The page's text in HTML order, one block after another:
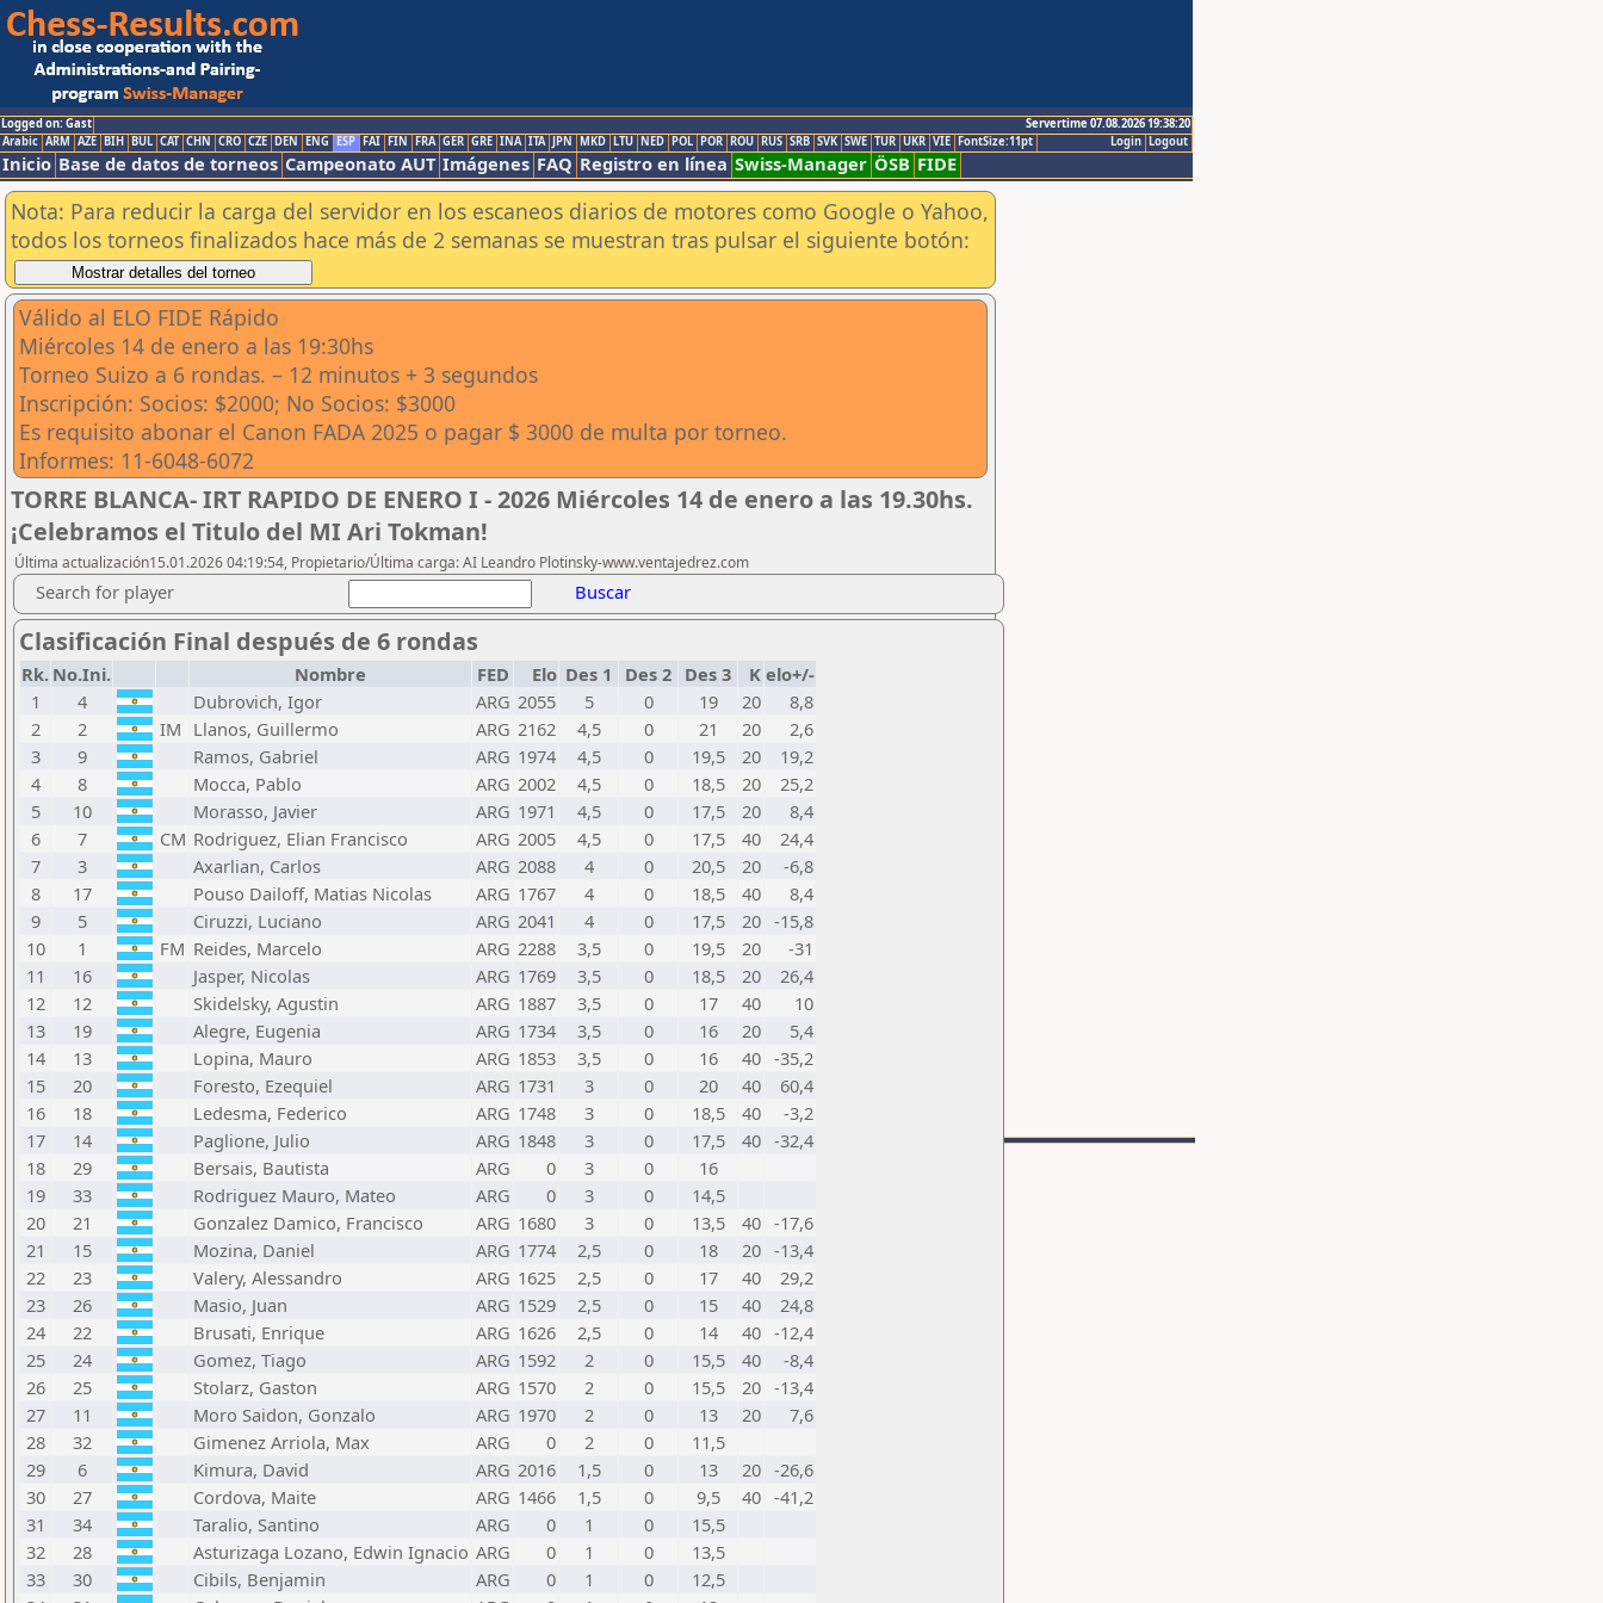
Logged on: Gast
Servertime 07.08.2026 19:38:20
Logout
Login
Arabic ARM AZE BIH BUL CAT CHN CRO CZE DEN ENG ESP FAI FIN FRA GER GRE INA ITA JPN MKD LTU NED POL POR ROU RUS SRB SVK SWE TUR UKR VIE FontSize:11pt
Inicio Base de datos de torneos Campeonato AUT Imágenes FAQ Registro en línea Swiss-Manager ÖSB FIDE
Nota: Para reducir la carga del servidor en los escaneos diarios de motores como Google o Yahoo,
todos los torneos finalizados hace más de 2 semanas se muestran tras pulsar el siguiente botón:
Válido al ELO FIDE Rápido
Miércoles 14 de enero a las 19:30hs
Torneo Suizo a 6 rondas. – 12 minutos + 3 segundos
Inscripción: Socios: $2000; No Socios: $3000
Es requisito abonar el Canon FADA 2025 o pagar $ 3000 de multa por torneo.
Informes: 11-6048-6072
TORRE BLANCA- IRT RAPIDO DE ENERO I - 2026 Miércoles 14 de enero a las 19.30hs.
¡Celebramos el Titulo del MI Ari Tokman!
Última actualización15.01.2026 04:19:54, Propietario/Última carga: AI Leandro Plotinsky-www.ventajedrez.com
Search for player Buscar
Clasificación Final después de 6 rondas
Rk. No.Ini. Nombre FED Elo Des 1 Des 2 Des 3 K elo+/-
1
4 Dubrovich, Igor ARG 2055 5 0 19 20
8,8
2
2 IM Llanos, Guillermo ARG 2162 4,5 0 21 20
2,6
3
9 Ramos, Gabriel ARG 1974 4,5 0 19,5 20
19,2
4
8 Mocca, Pablo ARG 2002 4,5 0 18,5 20
25,2
5
10 Morasso, Javier ARG 1971 4,5 0 17,5 20
8,4
6
7 CM Rodriguez, Elian Francisco ARG 2005 4,5 0 17,5 40
24,4
7
3 Axarlian, Carlos ARG 2088 4 0 20,5 20
-6,8
8
17 Pouso Dailoff, Matias Nicolas ARG 1767 4 0 18,5 40
8,4
9
5 Ciruzzi, Luciano ARG 2041 4 0 17,5 20 -15,8
10
1 FM Reides, Marcelo ARG 2288 3,5 0 19,5 20
-31
11
16 Jasper, Nicolas ARG 1769 3,5 0 18,5 20
26,4
12
12 Skidelsky, Agustin ARG 1887 3,5 0 17 40
10
13
19 Alegre, Eugenia ARG 1734 3,5 0 16 20
5,4
14
13 Lopina, Mauro ARG 1853 3,5 0 16 40 -35,2
15
20 Foresto, Ezequiel ARG 1731 3 0 20 40
60,4
16
18 Ledesma, Federico ARG 1748 3 0 18,5 40
-3,2
17
14 Paglione, Julio ARG 1848 3 0 17,5 40 -32,4
18
29 Bersais, Bautista ARG 0 3 0
16
19
33 Rodriguez Mauro, Mateo ARG 0 3 0
14,5
20
21 Gonzalez Damico, Francisco ARG 1680 3 0 13,5 40 -17,6
21
15 Mozina, Daniel ARG 1774 2,5 0 18 20 -13,4
22
23 Valery, Alessandro ARG 1625 2,5 0 17 40
29,2
23
26 Masio, Juan ARG 1529 2,5 0 15 40
24,8
24
22 Brusati, Enrique ARG 1626 2,5 0 14 40 -12,4
25
24 Gomez, Tiago ARG 1592 2 0 15,5 40
-8,4
26
25 Stolarz, Gaston ARG 1570 2 0 15,5 20 -13,4
27
11 Moro Saidon, Gonzalo ARG 1970 2 0 13 20
7,6
28
32 Gimenez Arriola, Max ARG 0 2 0
11,5
29
6 Kimura, David ARG 2016 1,5 0 13 20 -26,6
30
27 Cordova, Maite ARG 1466 1,5 0 9,5 40 -41,2
31
34 Taralio, Santino ARG 0 1 0
15,5
32
28 Asturizaga Lozano, Edwin Ignacio ARG 0 1 0
13,5
33
30 Cibils, Benjamin ARG 0 1 0
12,5